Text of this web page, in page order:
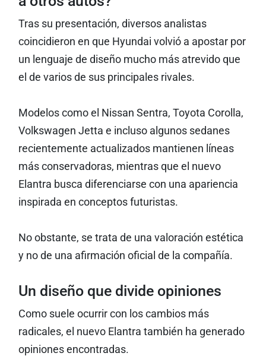
Tras su presentación, diversos analistas
coincidieron en que Hyundai volvió a apostar por
un lenguaje de diseño mucho más atrevido que
el de varios de sus principales rivales.
Modelos como el Nissan Sentra, Toyota Corolla,
Volkswagen Jetta e incluso algunos sedanes
recientemente actualizados mantienen líneas
más conservadoras, mientras que el nuevo
Elantra busca diferenciarse con una apariencia
inspirada en conceptos futuristas.
No obstante, se trata de una valoración estética
y no de una afirmación oficial de la compañía.
Un diseño que divide opiniones
Como suele ocurrir con los cambios más
radicales, el nuevo Elantra también ha generado
opiniones encontradas.